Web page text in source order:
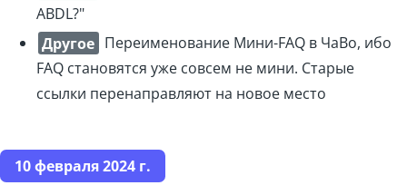
ABDL?"
Другое Переименование Мини-FAQ в ЧаВо, ибо
FAQ становятся уже совсем не мини. Старые
ссылки перенаправляют на новое место
10 февраля 2024 г.